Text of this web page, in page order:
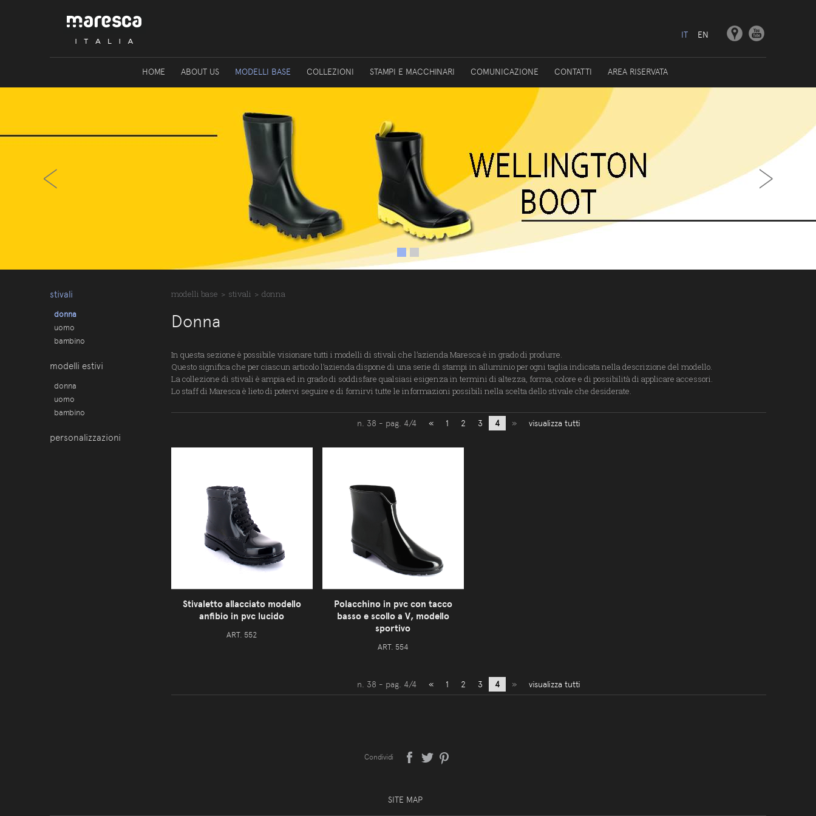
EN
IT
HOME ABOUT US MODELLI BASE COLLEZIONI STAMPI E MACCHINARI COMUNICAZIONE CONTATTI AREA RISERVATA
‹ ›
stivali
donna
uomo
bambino
modelli estivi
donna
uomo
bambino
personalizzazioni
modelli base > stivali > donna
Donna
In questa sezione è possibile visionare tutti i modelli di stivali che l’azienda Maresca è in grado di produrre.
Questo significa che per ciascun articolo l’azienda dispone di una serie di stampi in alluminio per ogni taglia indicata nella descrizione del modello.
La collezione di stivali è ampia ed in grado di soddisfare qualsiasi esigenza in termini di altezza, forma, colore e di possibilità di applicare accessori.
Lo staff di Maresca è lieto di potervi seguire e di fornirvi tutte le informazioni possibili nella scelta dello stivale che desiderate.
n. 38 - pag. 4/4 « 1 2 3 4 » visualizza tutti
Stivaletto allacciato modello
anfibio in pvc lucido
ART. 552
Polacchino in pvc con tacco
basso e scollo a V, modello
sportivo
ART. 554
n. 38 - pag. 4/4 « 1 2 3 4 » visualizza tutti
Condividi
SITE MAP